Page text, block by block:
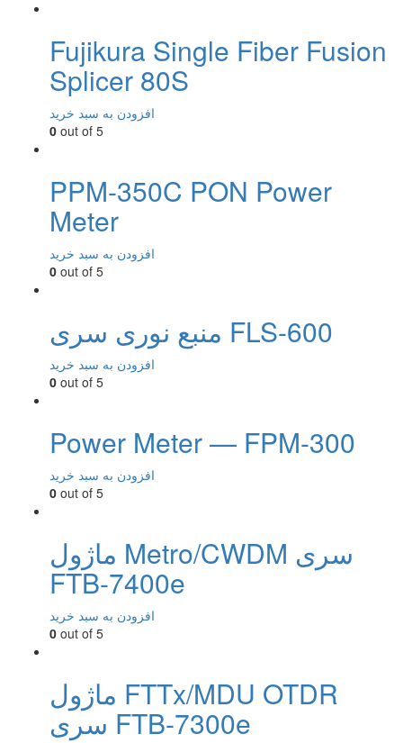
Fujikura Single Fiber Fusion
Splicer 80S
افزودن به سبد خرید
0 out of 5
PPM-350C PON Power
Meter
افزودن به سبد خرید
0 out of 5
منبع نوری سری FLS-600
افزودن به سبد خرید
0 out of 5
Power Meter — FPM-300
افزودن به سبد خرید
0 out of 5
ماژول Metro/CWDM سری
FTB-7400e
افزودن به سبد خرید
0 out of 5
ماژول FTTx/MDU OTDR
سری FTB-7300e